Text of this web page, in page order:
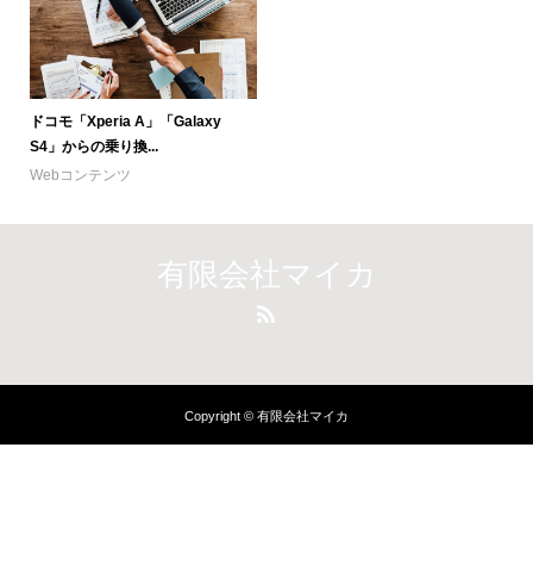
ドコモ「Xperia A」「Galaxy
S4」からの乗り換...
Webコンテンツ
有限会社マイカ
Copyright © 有限会社マイカ